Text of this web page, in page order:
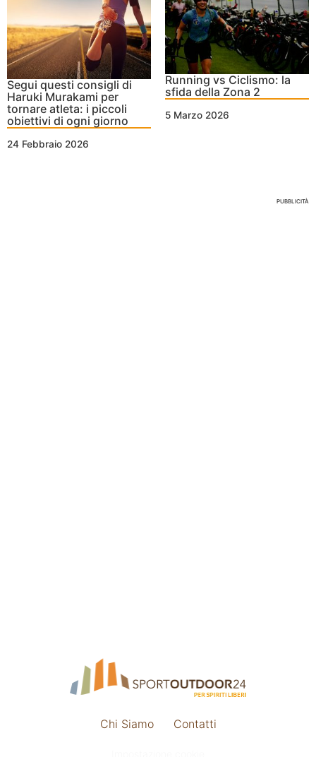
Segui questi consigli di
Haruki Murakami per
tornare atleta: i piccoli
obiettivi di ogni giorno
24 Febbraio 2026
Running vs Ciclismo: la
sfida della Zona 2
5 Marzo 2026
PUBBLICITÀ
Chi Siamo Contatti